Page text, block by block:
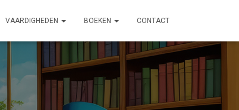
VAARDIGHEDEN BOEKEN CONTACT